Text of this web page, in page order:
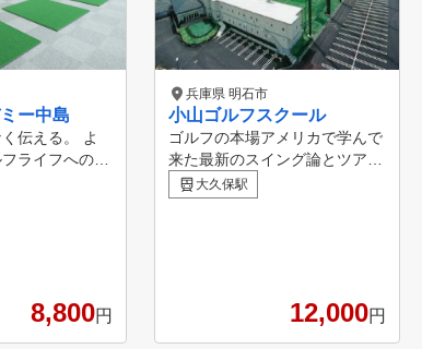
日
し
ー中島
伝える。 よ
ライフへのお
るレベルアッ
花屋敷ゴル
ドレッスンもお
8,800円
兵庫県 明石市
小山ゴルフスクール
ゴルフの本場アメリカで学んで
来た最新のスイング論とツアー
プロキャディーの経験で得た
マネージメントの知識等をわか
大久保駅
12,000円